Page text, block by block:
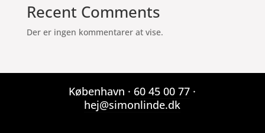
Recent Comments
Der er ingen kommentarer at vise.
København · 60 45 00 77 ·
hej@simonlinde.dk